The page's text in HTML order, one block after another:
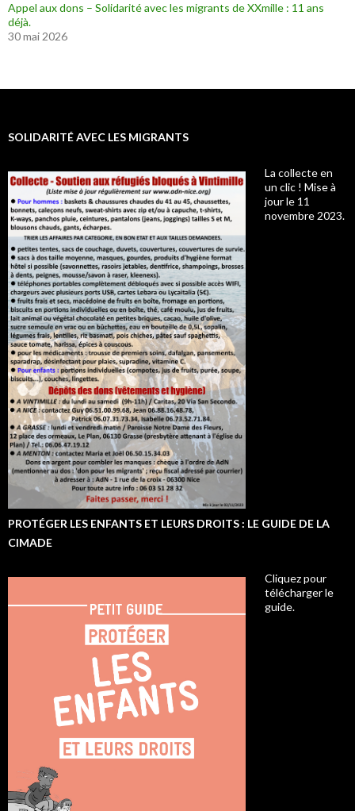
Appel aux dons – Solidarité avec les migrants de XXmille : 11 ans
déjà.
30 mai 2026
SOLIDARITÉ AVEC LES MIGRANTS
La collecte en
un clic ! Mise à
jour le 11
novembre 2023.
PROTÉGER LES ENFANTS ET LEURS DROITS : LE GUIDE DE LA
CIMADE
Cliquez pour
télécharger le
guide.